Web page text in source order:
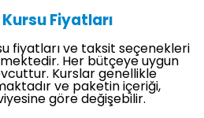
Kursu Fiyatları
fiyatları ve taksit seçenekleri
Her bütçeye uygun
Kurslar genellikle
ve paketin içeriği,
göre değişebilir.